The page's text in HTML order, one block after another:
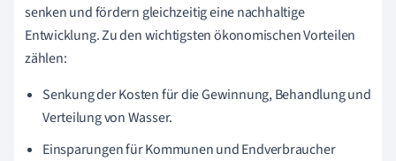
senken und fördern gleichzeitig eine nachhaltige
Entwicklung. Zu den wichtigsten ökonomischen Vorteilen
zählen:
Senkung der Kosten für die Gewinnung, Behandlung und
Verteilung von Wasser.
Einsparungen für Kommunen und Endverbraucher